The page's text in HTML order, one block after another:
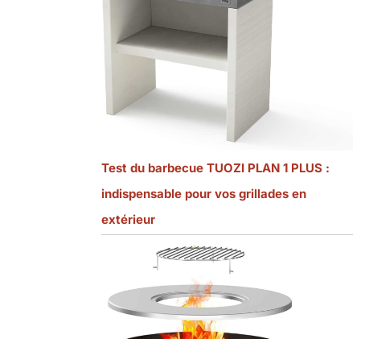
Test du barbecue TUOZI PLAN 1 PLUS :
indispensable pour vos grillades en
extérieur